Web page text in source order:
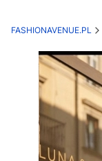
FASHIONAVENUE.PL